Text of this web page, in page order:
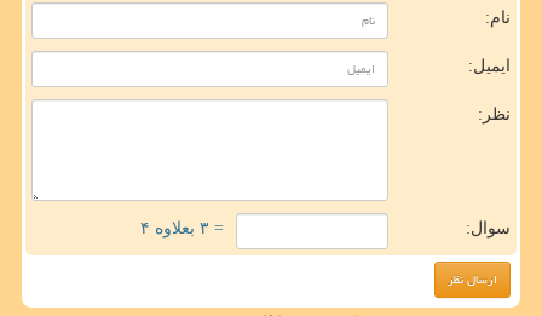
نام:
ایمیل:
نظر:
سوال: = ۳ بعلاوه ۴